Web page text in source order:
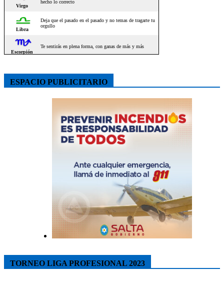
ESPACIO PUBLICITARIO
TORNEO LIGA PROFESIONAL 2023